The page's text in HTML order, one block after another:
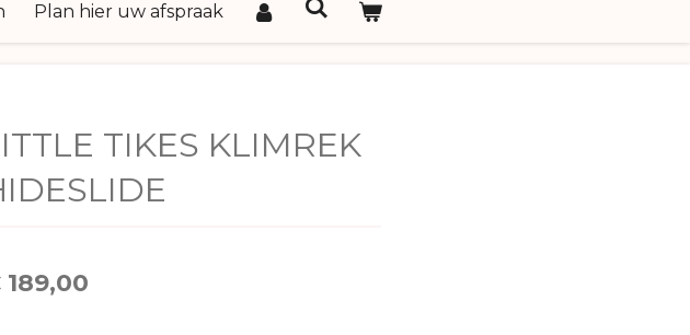
Plan hier uw afspraak
TIKES KLIMREK